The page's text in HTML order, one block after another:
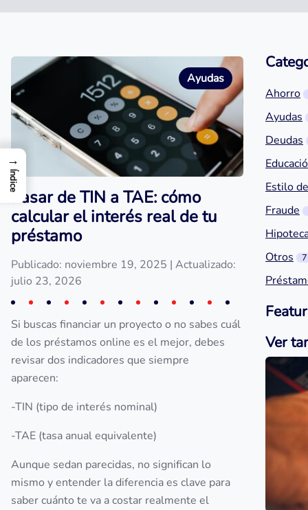
Ayudas
Pasar de TIN a TAE: cómo
calcular el interés real de tu
préstamo
Publicado: noviembre 19, 2025 | Actualizado:
julio 23, 2026
Si buscas financiar un proyecto o no sabes cuál
de los préstamos online es el mejor, debes
revisar dos indicadores que siempre
aparecen:
-TIN (tipo de interés nominal)
-TAE (tasa anual equivalente)
Aunque sedan parecidas, no significan lo
mismo y entender la diferencia es clave para
saber cuánto te va a costar realmente el
Ahorro
Ayudas
Deudas
Estilo
Fraude
Otros
Ver
→
Índice